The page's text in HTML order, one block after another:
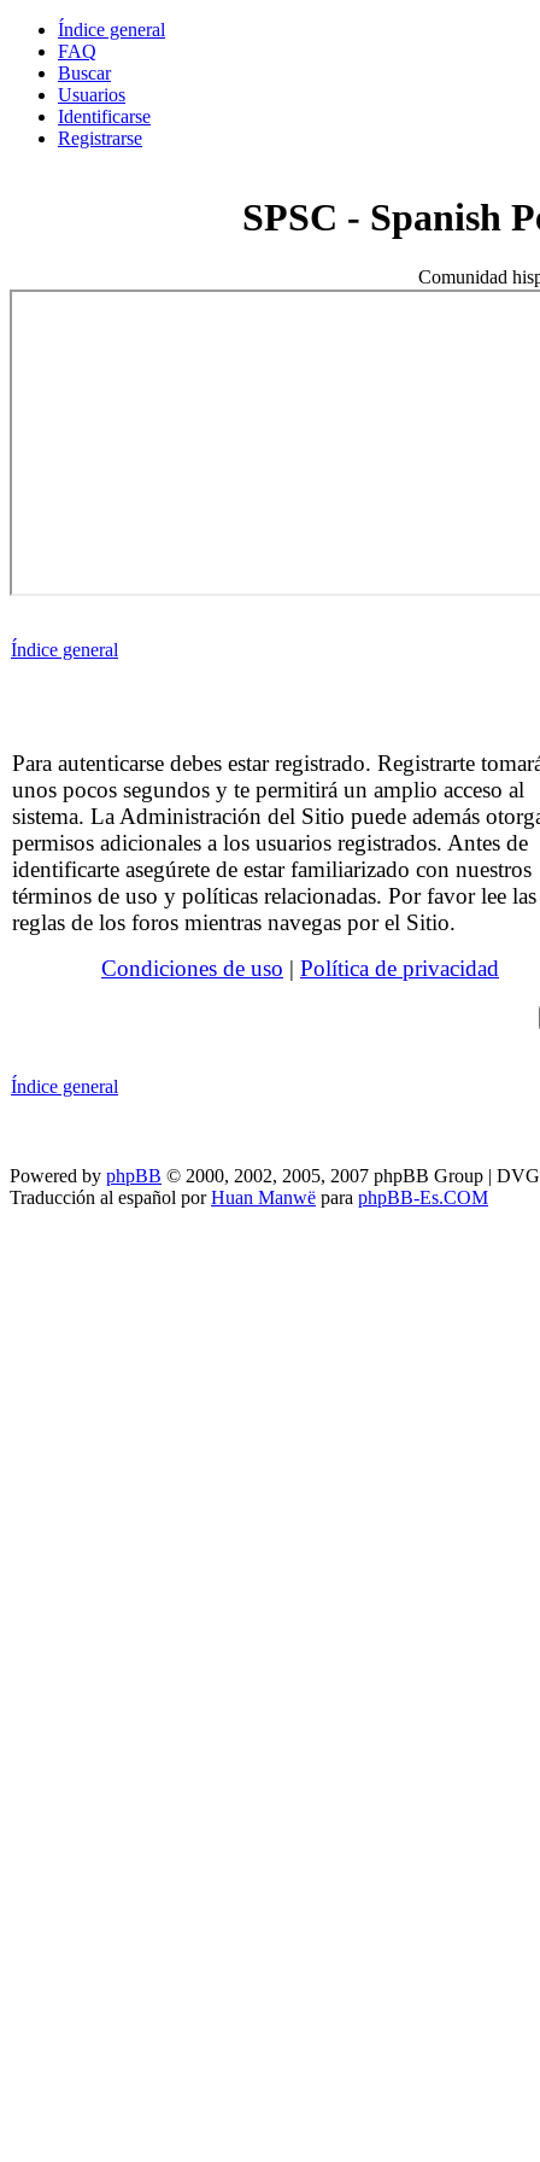
Índice general
FAQ
Buscar
Usuarios
Identificarse
Registrarse
SPSC - Spanish
Comunidad
Índice general
Para autenticarse debes estar registrado. Registrarte
unos pocos segundos y te permitirá un amplio acceso al
sistema. La Administración del Sitio puede además
permisos adicionales a los usuarios registrados. Antes de
identificarte asegúrete de estar familiarizado con nuestros
términos de uso y políticas relacionadas. Por favor lee las
reglas de los foros mientras navegas por el Sitio.
Condiciones de uso | Política de privacidad
Índice general
Powered by phpBB © 2000, 2002, 2005, 2007 phpBB Group |
Traducción al español porHuan Manwë para phpBB-Es.COM